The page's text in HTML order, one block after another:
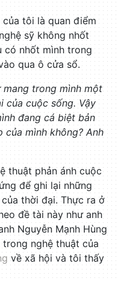
tôi là quan điểm
sỹ không nhốt
có nhốt mình trong
qua ô cửa sổ.
mang trong mình một
của cuộc sống. Vậy
đang cá biệt bản
mình không? Anh
thuật phản ánh cuộc
để ghi lại những
thời đại. Thực ra ở
đề tài này như anh
Nguyễn Mạnh Hùng
nghệ thuật của
về xã hội và tôi thấy